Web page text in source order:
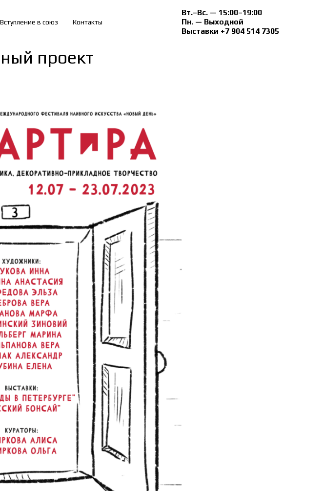
Вступление в союз Контакты
Вт.–Вс. — 15:00–19:00
Пн. — Выходной
Выставки +7 904 514 7305
проект